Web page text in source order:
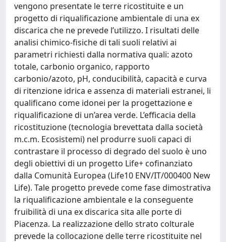
vengono presentate le terre ricostituite e un
progetto di riqualificazione ambientale di una ex
discarica che ne prevede l’utilizzo. I risultati delle
analisi chimico-fisiche di tali suoli relativi ai
parametri richiesti dalla normativa quali: azoto
totale, carbonio organico, rapporto
carbonio/azoto, pH, conducibilità, capacità e curva
di ritenzione idrica e assenza di materiali estranei, li
qualificano come idonei per la progettazione e
riqualificazione di un’area verde. L’efficacia della
ricostituzione (tecnologia brevettata dalla società
m.c.m. Ecosistemi) nel produrre suoli capaci di
contrastare il processo di degrado del suolo è uno
degli obiettivi di un progetto Life+ cofinanziato
dalla Comunità Europea (Life10 ENV/IT/000400 New
Life). Tale progetto prevede come fase dimostrativa
la riqualificazione ambientale e la conseguente
fruibilità di una ex discarica sita alle porte di
Piacenza. La realizzazione dello strato colturale
prevede la collocazione delle terre ricostituite nel